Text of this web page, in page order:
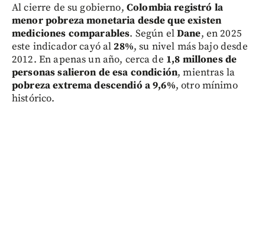
Al cierre de su gobierno, Colombia registró la
menor pobreza monetaria desde que existen
mediciones comparables. Según elDane, en 2025
este indicador cayó al28%, su nivel más bajo desde
2012. En apenas un año, cerca de 1,8 millones de
personas salieron de esa condición, mientras la
pobreza extrema descendió a 9,6%, otro mínimo
histórico.